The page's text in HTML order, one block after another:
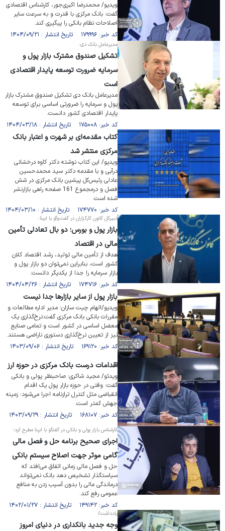
ویدیو/ محمدرضا اکبری‌جور، کارشناس اقتصادی
گفت: بانک مرکزی با قدرت و به سرعت سایر
اصلاحات نظام بانکی را پیگیری کند.
کد خبر: ۱۷۹۹۹۶ تاریخ انتشار : ۱۴۰۴/۰۹/۲۱
مدیرعامل بانک دی:
تشکیل صندوق مشترک بازار پول و
سرمایه ضرورت توسعه پایدار اقتصادی
است
مدیرعامل بانک دی تشکیل صندوق مشترک بازار
پول و سرمایه را ضرورتی اساسی برای توسعه
پایدار اقتصادی کشور دانست.
کد خبر: ۱۷۵۰۰۸ تاریخ انتشار : ۱۴۰۴/۰۳/۱۸
کتاب مقدمه‌ای بر شهرت و اعتبار بانک
مرکزی منتشر شد
ویدیو/ این کتاب نوشته دکتر کاوه درخشانی
درآبی و با مقدمه دکتر سید محمدحسین
عادلی رئیس‌کل پیشین بانک مرکزی در شش
فصل و درمجموع 161 صفحه راهی بازارنشر
شده است.
کد خبر: ۱۷۴۷۷۰ تاریخ انتشار : ۱۴۰۴/۰۳/۱۰
دبیرکل کانون کارگزاران در گفت‌و‌گو با ایبنا:
بازار پول و بورس؛ دو بال تعادلی تأمین
مالی در اقتصاد
هدف از تأمین مالی تولید، رشد اقتصاد کلان
کشور است، بنابراین نمی‌توان دو بازار پول و
بازار سرمایه را جدا از یکدیگر دانست.
کد خبر: ۱۷۴۷۱۶ تاریخ انتشار : ۱۴۰۴/۰۴/۲۶
بازار پول از سایر بازار‌ها جدا نیست
ویدیو/الهام چیت سازان؛ مدیر اداره مطالعات و
مقررات بانکی بانک مرکزی گفت:نرخ‌گذاری یک
معضل اساسی در کشور است و تمامی صنایع
نیز از تعیین نرخ‌گذاری دستوری ناراضی هستند.
کد خبر: ۱۶۹۱۲۰ تاریخ انتشار : ۱۴۰۳/۰۹/۰۶
اقدامات درست بانک مرکزی در حوزه ارز
ویدئو/ مجید شاکری؛ صاحبنظر پولی و بانکی
گفت: وقتی در حوزه بازار پول یک اقدام
انقباضی مثل کنترل ترازنامه اجرا می‌شود؛ زمینه
جهش کمتر است.
کد خبر: ۱۶۸۱۰۷ تاریخ انتشار : ۱۴۰۳/۰۹/۲۹
کارشناس بازار پولی و بانکی در گفتگو با ایبِنا مطرح کرد؛
اجرای صحیح برنامه حل و فصل مالی
گامی موثر جهت اصلاح سیستم بانکی
حل و فصل مالی زمانی اتفاق می‌افتد که
سیاستگذار تشخیص دهد بانک نمی‌تواند
درماندگی مالی را بدون آسیب زدن به منافع
عمومی رفع کند.
کد خبر: ۱۴۹۱۴۲ تاریخ انتشار : ۱۴۰۲/۰۱/۲۷
یادداشت/
وجه جدید بانکداری در دنیای امروز